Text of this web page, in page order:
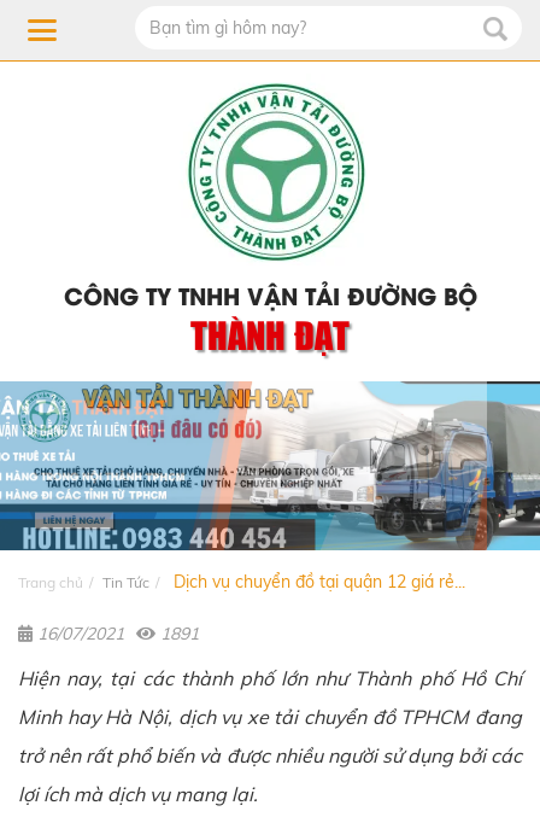
CÔNG TY TNHH VẬN TẢI ĐƯỜNG BỘ
THÀNH ĐẠT
Trang chủ Tin Tức Dịch vụ chuyển đồ tại quận 12 giá rẻ...
16/07/2021 1891
Hiện nay, tại các thành phố lớn như Thành phố Hồ Chí
Minh hay Hà Nội, dịch vụ xe tải chuyển đồ TPHCM đang
trở nên rất phổ biến và được nhiều người sử dụng bởi các
lợi ích mà dịch vụ mang lại.